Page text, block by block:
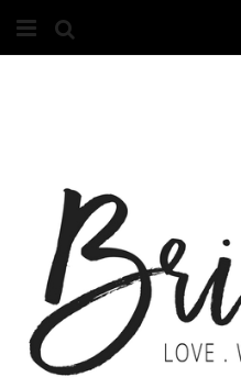
O NAS
KONTAKT
REKLAMA
ADVERTISING